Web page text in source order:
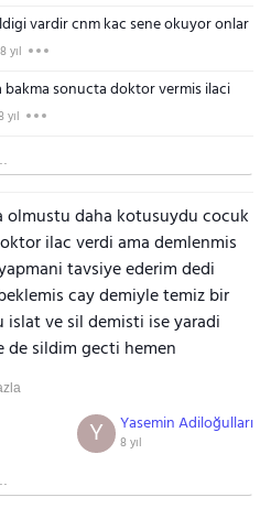
vardir cnm kac sene okuyor onlar
8 yıl
bakma sonucta doktor vermis ilaci
yıl
olmustu daha kotusuydu cocuk
ilac verdi ama demlenmis
tavsiye ederim dedi
cay demiyle temiz bir
islat ve sil demisti ise yaradi
de sildim gecti hemen
Yasemin Adiloğulları
8 yıl
Y